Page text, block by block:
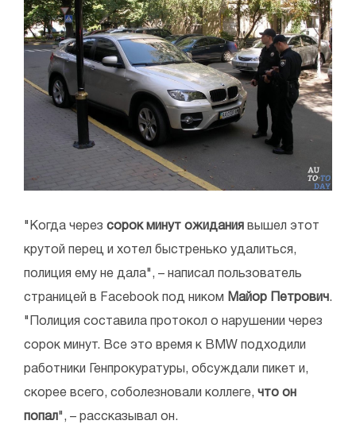
"Когда через сорок минут ожидания вышел этот
крутой перец и хотел быстренько удалиться,
полиция ему не дала", – написал пользователь
страницей в Facebook под ником Майор Петрович .
"Полиция составила протокол о нарушении через
сорок минут. Все это время к BMW подходили
работники Генпрокуратуры, обсуждали пикет и,
скорее всего, соболезновали коллеге, что он
попал ", – рассказывал он.